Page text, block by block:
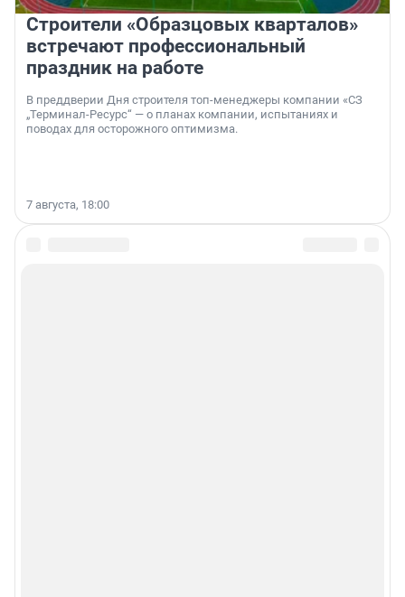
Строители «Образцовых кварталов»
встречают профессиональный
праздник на работе
В преддверии Дня строителя топ-менеджеры компании «СЗ
„Терминал-Ресурс“ — о планах компании, испытаниях и
поводах для осторожного оптимизма.
7 августа, 18:00